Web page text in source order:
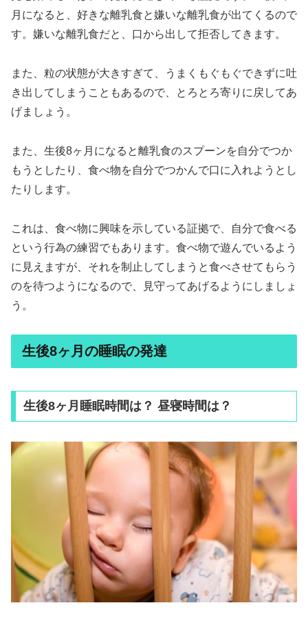
月になると、好きな離乳食と嫌いな離乳食が出てくるので
す。嫌いな離乳食だと、口から出して拒否してきます。
また、粒の状態が大きすぎて、うまくもぐもぐできずに吐
き出してしまうこともあるので、とろとろ寄りに戻してあ
げましょう。
また、生後8ヶ月になると離乳食のスプーンを自分でつか
もうとしたり、食べ物を自分でつかんで口に入れようとし
たりします。
これは、食べ物に興味を示している証拠で、自分で食べる
という行為の練習でもあります。食べ物で遊んでいるよう
に見えますが、それを制止してしまうと食べさせてもらう
のを待つようになるので、見守ってあげるようにしましょ
う。
生後8ヶ月の睡眠の発達
生後8ヶ月睡眠時間は？ 昼寝時間は？